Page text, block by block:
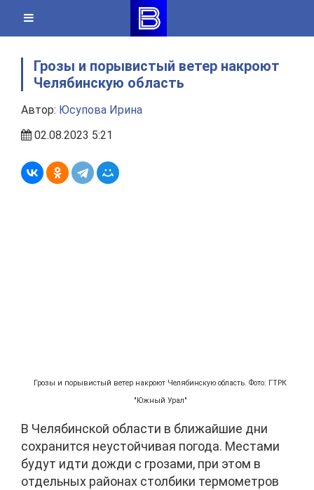
content
Грозы и порывистый ветер накроют
Челябинскую область
Автор: Юсупова Ирина
02.08.2023 5:21
Грозы и порывистый ветер накроют Челябинскую область. Фото: ГТРК
"Южный Урал"
В Челябинской области в ближайшие дни
сохранится неустойчивая погода. Местами
будут идти дожди с грозами, при этом в
отдельных районах столбики термометров